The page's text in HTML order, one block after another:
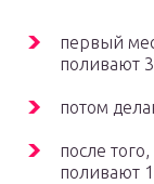
первый
поливают
потом
после
поливают